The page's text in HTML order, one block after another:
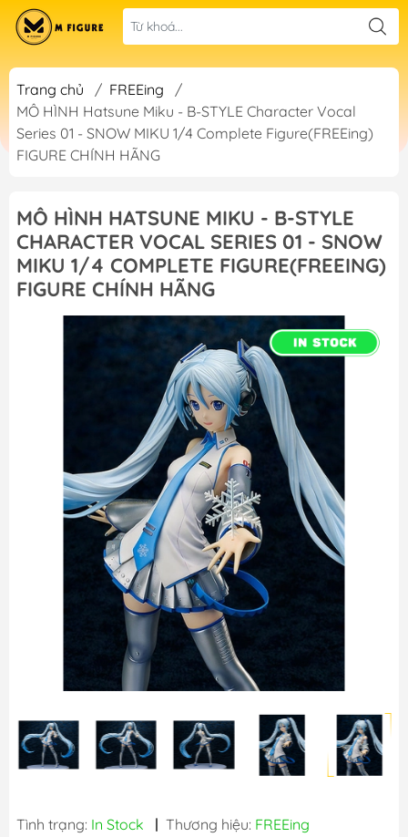
Trang chủ / FREEing
/
MÔ HÌNH Hatsune Miku - B-STYLE Character Vocal
Series 01 - SNOW MIKU 1/4 Complete Figure(FREEing)
FIGURE CHÍNH HÃNG
MÔ HÌNH HATSUNE MIKU - B-STYLE
CHARACTER VOCAL SERIES 01 - SNOW
MIKU 1/4 COMPLETE FIGURE(FREEING)
FIGURE CHÍNH HÃNG
Tình trạng: In Stock | Thương hiệu: FREEing